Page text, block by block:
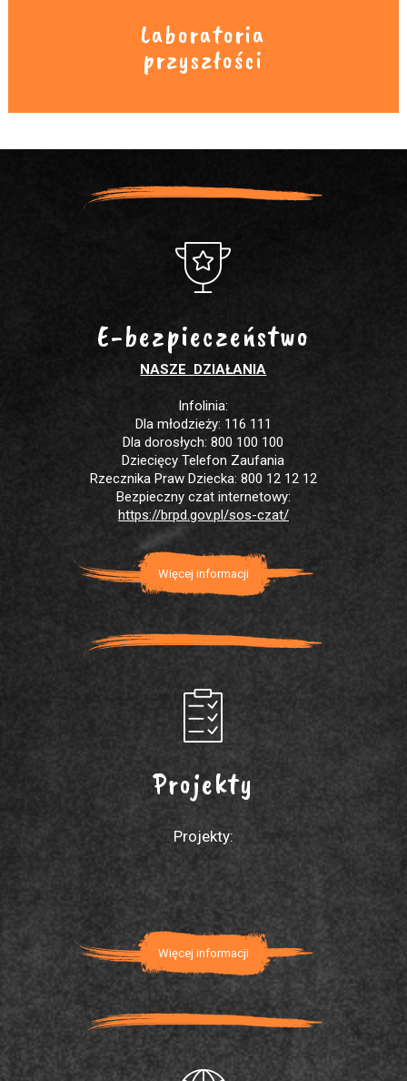
Laboratoria
przyszłości
E-bezpieczeństwo
NASZE DZIAŁANIA
Infolinia:
Dla młodzieży: 116 111
Dla dorosłych: 800 100 100
Dziecięcy Telefon Zaufania
Rzecznika Praw Dziecka: 800 12 12 12
Bezpieczny czat internetowy:
https://brpd.gov.pl/sos-czat/
Więcej informacji
Projekty
Projekty:
Więcej informacji